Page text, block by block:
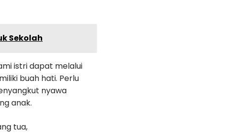
Sekolah
istri dapat melalui
buah hati. Perlu
nyawa
anak.
tua,